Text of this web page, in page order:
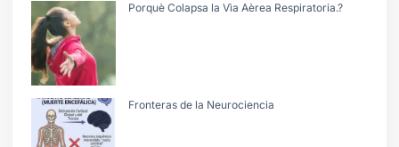
Porquè Colapsa la Vìa Aèrea Respiratoria.?
Fronteras de la Neurociencia